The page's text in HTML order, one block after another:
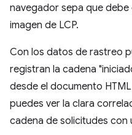
navegador sepa que
imagen de LCP.
Con los datos de rastreo
registran la cadena
desde el documento
puedes ver la clara
cadena de solicitudes con